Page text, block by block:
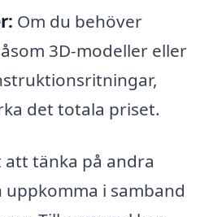
Om du behöver
3D-modeller eller
det totala priset.
att tänka på andra
i samband